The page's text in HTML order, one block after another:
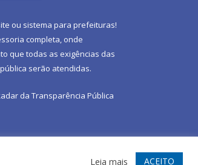
ou sistema para prefeituras!
completa, onde
que todas as exigências das
serão atendidas.
da Transparência Pública
Acessar Webmail
Leia mais ACEITO